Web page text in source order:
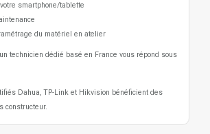
smartphone/tablette
du matériel en atelier
technicien dédié basé en France vous répond sous
Dahua, TP-Link et Hikvision bénéficient des
constructeur.